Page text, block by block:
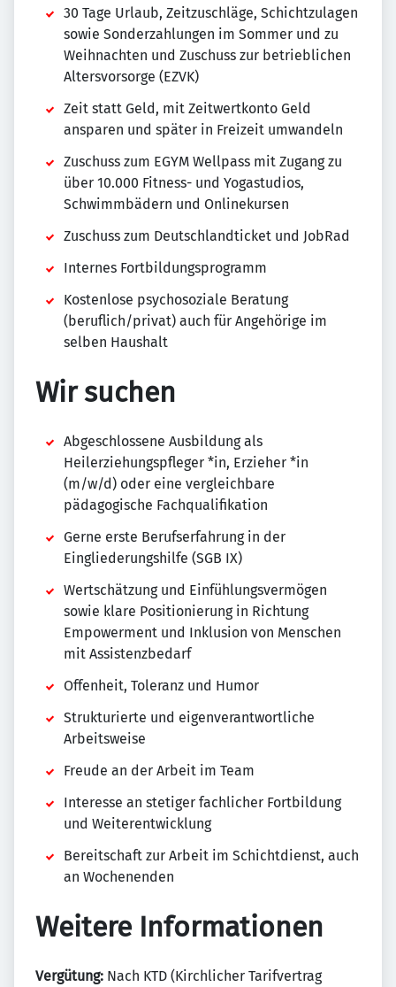
30 Tage Urlaub, Zeitzuschläge, Schichtzulagen
sowie Sonderzahlungen im Sommer und zu
Weihnachten und Zuschuss zur betrieblichen
Altersvorsorge (EZVK)
Zeit statt Geld, mit Zeitwertkonto Geld
ansparen und später in Freizeit umwandeln
Zuschuss zum EGYM Wellpass mit Zugang zu
über 10.000 Fitness- und Yogastudios,
Schwimmbädern und Onlinekursen
Zuschuss zum Deutschlandticket und JobRad
Internes Fortbildungsprogramm
Kostenlose psychosoziale Beratung
(beruflich/privat) auch für Angehörige im
selben Haushalt
Wir suchen
Abgeschlossene Ausbildung als
Heilerziehungspfleger *in, Erzieher *in
(m/w/d) oder eine vergleichbare
pädagogische Fachqualifikation
Gerne erste Berufserfahrung in der
Eingliederungshilfe (SGB IX)
Wertschätzung und Einfühlungsvermögen
sowie klare Positionierung in Richtung
Empowerment und Inklusion von Menschen
mit Assistenzbedarf
Offenheit, Toleranz und Humor
Strukturierte und eigenverantwortliche
Arbeitsweise
Freude an der Arbeit im Team
Interesse an stetiger fachlicher Fortbildung
und Weiterentwicklung
Bereitschaft zur Arbeit im Schichtdienst, auch
an Wochenenden
Weitere Informationen
Vergütung: Nach KTD (Kirchlicher Tarifvertrag